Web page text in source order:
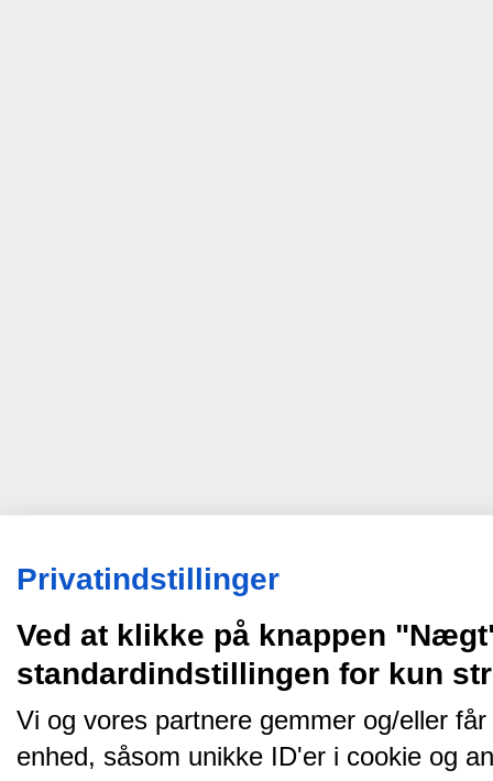
Privatindstillinger
Ved at klikke på knappen
standardindstillingen for kun
Vi og vores partnere gemmer og/eller
enhed, såsom unikke ID'er i cookie og